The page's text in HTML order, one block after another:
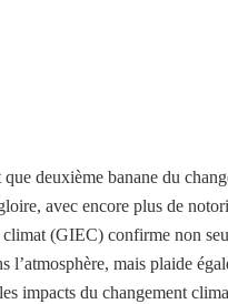
deuxième banane du
avec encore plus de
(GIEC) confirme non
l’atmosphère, mais plaide
impacts du changement